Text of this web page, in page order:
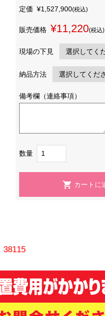
定価 ¥1,527,900(税込)
販売価格 ¥11,220(税込)
現場の下見
納品方法
備考欄（連絡事項）
数量
38115